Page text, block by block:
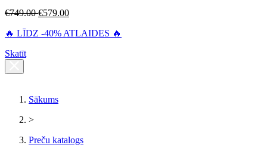
€749.00 €579.00
🔥 LĪDZ -40% ATLAIDES 🔥
Skatīt
Sākums
>
Preču katalogs